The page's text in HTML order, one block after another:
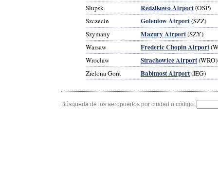
Slupsk
Redzikowo Airport(OSP)
Szczecin
Goleniow Airport(SZZ)
Szymany
Mazury Airport(SZY)
Warsaw
Frederic Chopin Airport
Wroclaw
Strachowice Airport(WRO)
Zielona Gora
Babimost Airport(IEG)
Búsqueda de los aeropuertos por ciudad o código: